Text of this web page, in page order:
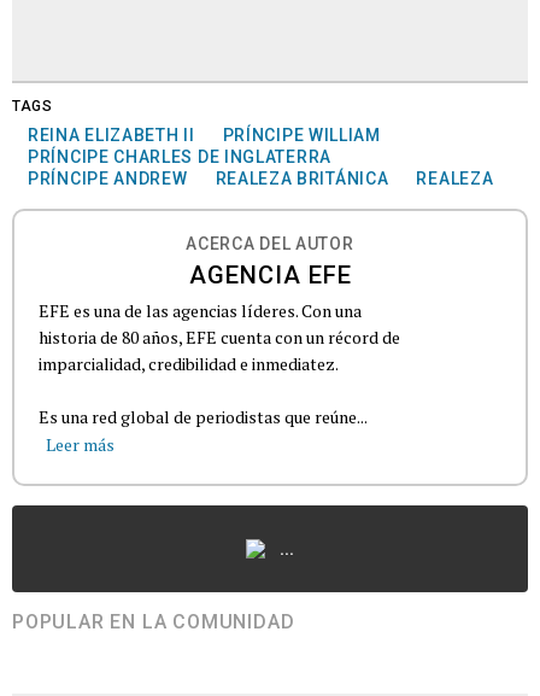
TAGS
REINA ELIZABETH II
PRÍNCIPE WILLIAM
PRÍNCIPE CHARLES DE INGLATERRA
PRÍNCIPE ANDREW
REALEZA BRITÁNICA REALEZA
ACERCA DEL AUTOR
AGENCIA EFE
EFE es una de las agencias líderes. Con una
historia de 80 años, EFE cuenta con un récord de
imparcialidad, credibilidad e inmediatez.
Es una red global de periodistas que reúne...
Leer más
...
POPULAR EN LA COMUNIDAD